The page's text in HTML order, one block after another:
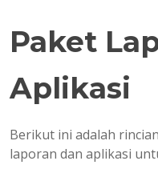
Paket
Aplikasi
Berikut ini adalah
laporan dan aplikasi